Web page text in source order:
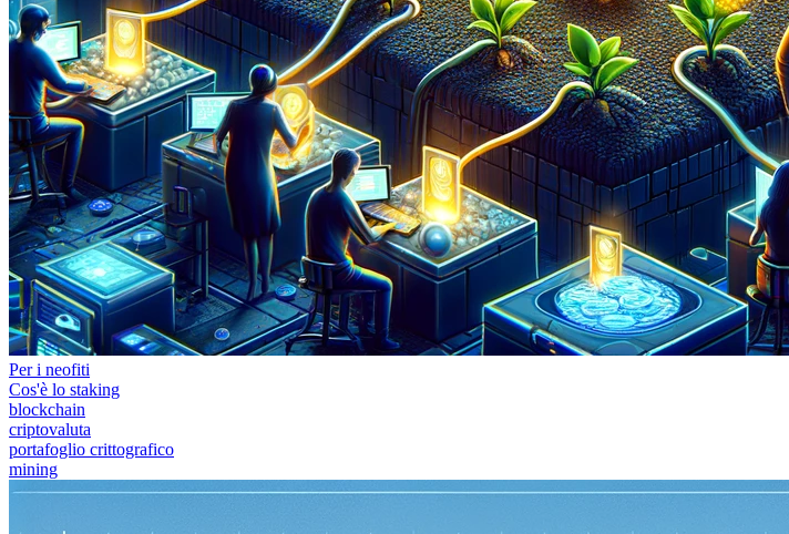
Per i neofiti
Cos'è lo staking
blockchain
criptovaluta
portafoglio crittografico
mining